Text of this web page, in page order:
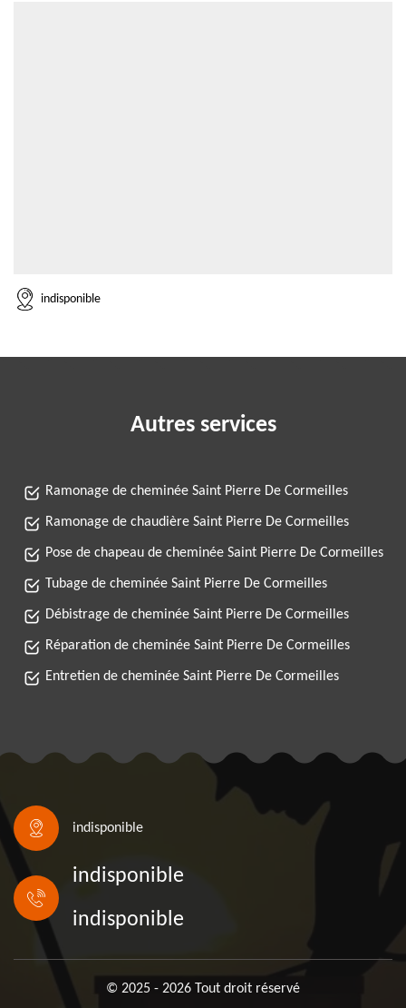
indisponible
Autres services
Ramonage de cheminée Saint Pierre De Cormeilles
Ramonage de chaudière Saint Pierre De Cormeilles
Pose de chapeau de cheminée Saint Pierre De Cormeilles
Tubage de cheminée Saint Pierre De Cormeilles
Débistrage de cheminée Saint Pierre De Cormeilles
Réparation de cheminée Saint Pierre De Cormeilles
Entretien de cheminée Saint Pierre De Cormeilles
indisponible
indisponible
indisponible
© 2025 - 2026 Tout droit réservé